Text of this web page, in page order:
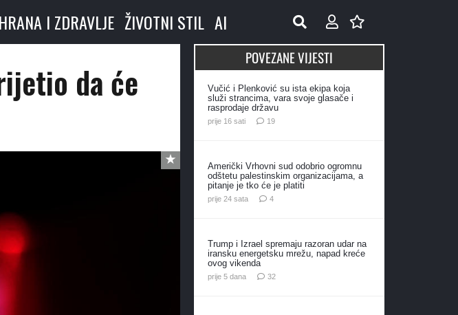
HRANA I ZDRAVLJE ŽIVOTNI STIL AI
da će
POVEZANE VIJESTI
Vučić i Plenković su ista ekipa koja
služi strancima, vara svoje glasače i
rasprodaje državu
prije 16 sati 19komentara
Američki Vrhovni sud odobrio ogromnu
odštetu palestinskim organizacijama, a
pitanje je tko će je platiti
prije 24 sata 4komentara
Trump i Izrael spremaju razoran udar na
iransku energetsku mrežu, napad kreće
ovog vikenda
prije 5 dana 32komentara